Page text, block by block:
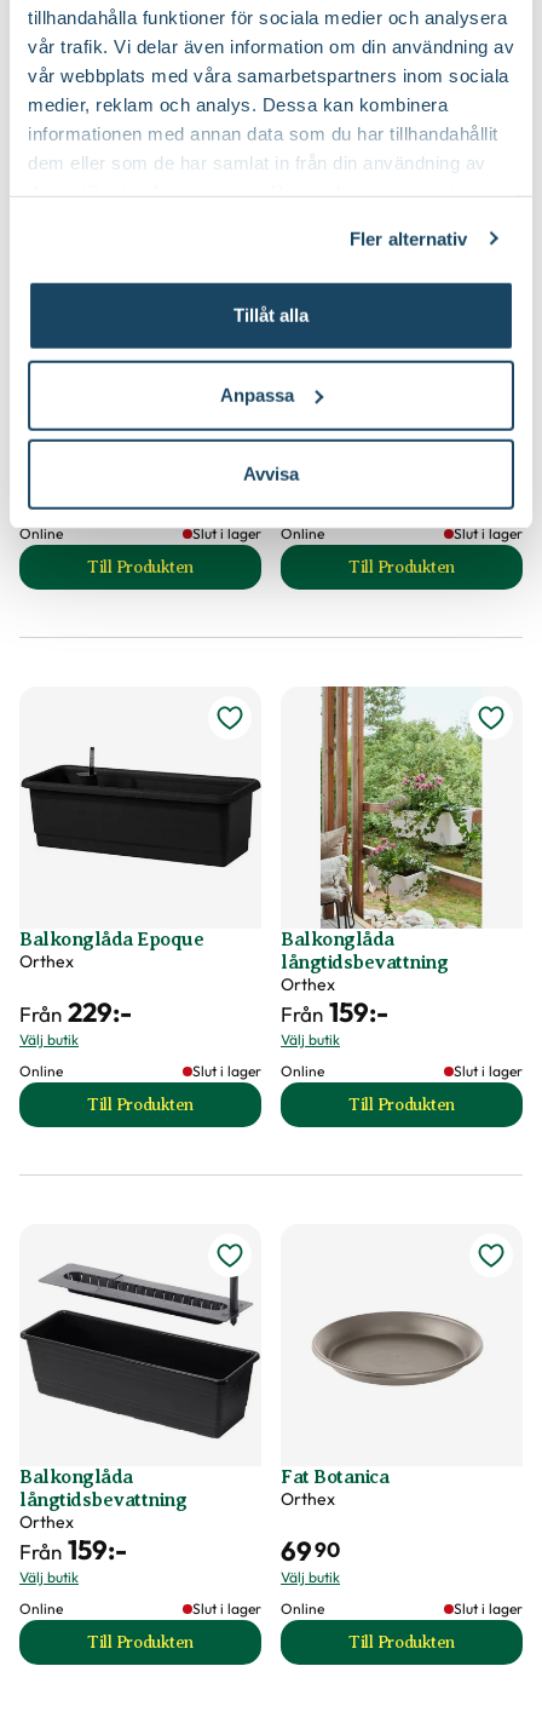
tillhandahålla funktioner för sociala medier och analysera
vår trafik. Vi delar även information om din användning av
vår webbplats med våra samarbetspartners inom sociala
medier, reklam och analys. Dessa kan kombinera
informationen med annan data som du har tillhandahållit
dem eller som de har samlat in från din användning av
Fler alternativ
Tillåt alla
Anpassa
Avvisa
Online
I lager
Till Produkten
till Plastkruka utomhus produktsida
Online
I lager
Till Produkten
Balkonglåda Botanica
Orthex
Välj butik
Online
Slut i lager
Till Produkten
till Balkonglåda Botanica produktsida
Balkonglåda Botanica
Orthex
Från
Välj butik
Online
Slut i lager
Till Produkten
till Balkonglåda
Balkonglåda Epoque
Orthex
Från 229:-
Välj butik
Online
Slut i lager
Till Produkten
till Balkonglåda Epoque produktsida
Balkonglåda
långtidsbevattning
Orthex
Från 159:-
Välj butik
Online
Slut i lager
Till Produkten
till Balkonglåda
Balkonglåda
långtidsbevattning
Orthex
Från 159:-
Välj butik
Online
Slut i lager
Till Produkten
till Balkonglåda långtidsbevattning produktsida
Fat Botanica
Orthex
6990
Välj butik
Online
Slut i lager
Till Produkten
till Fat Botanica